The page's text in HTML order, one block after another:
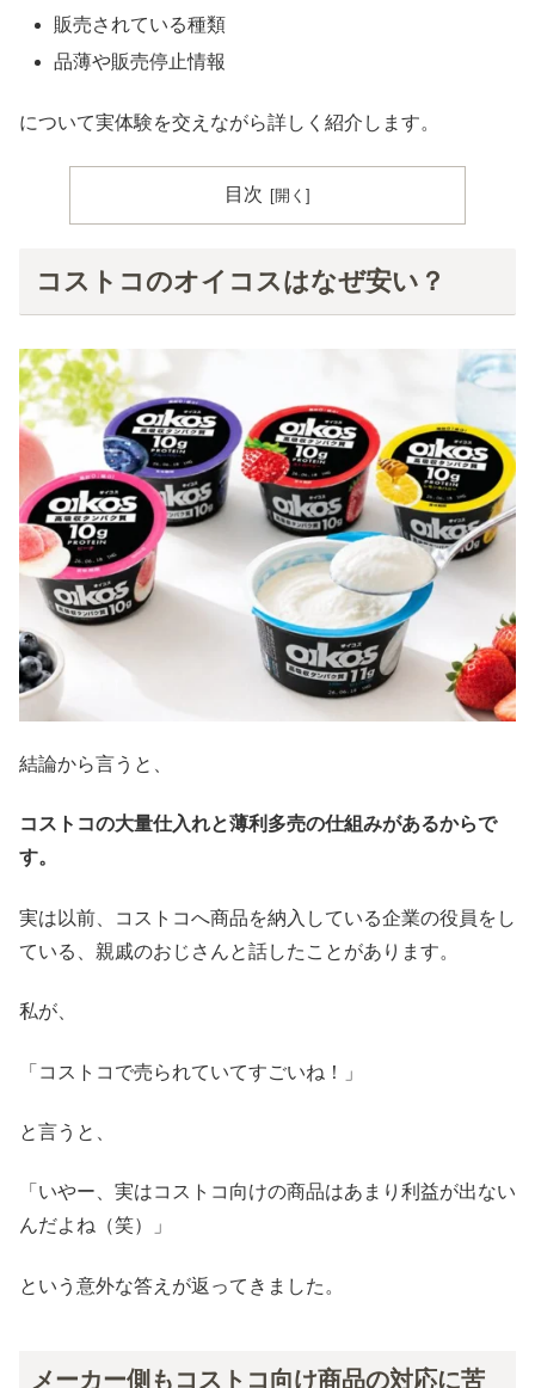
販売されている種類
品薄や販売停止情報
について実体験を交えながら詳しく紹介します。
目次
コストコのオイコスはなぜ安い？
結論から言うと、
コストコの大量仕入れと薄利多売の仕組みがあるからで
す。
実は以前、コストコへ商品を納入している企業の役員をし
ている、親戚のおじさんと話したことがあります。
私が、
「コストコで売られていてすごいね！」
と言うと、
「いやー、実はコストコ向けの商品はあまり利益が出ない
んだよね（笑）」
という意外な答えが返ってきました。
メーカー側もコストコ向け商品の対応に苦